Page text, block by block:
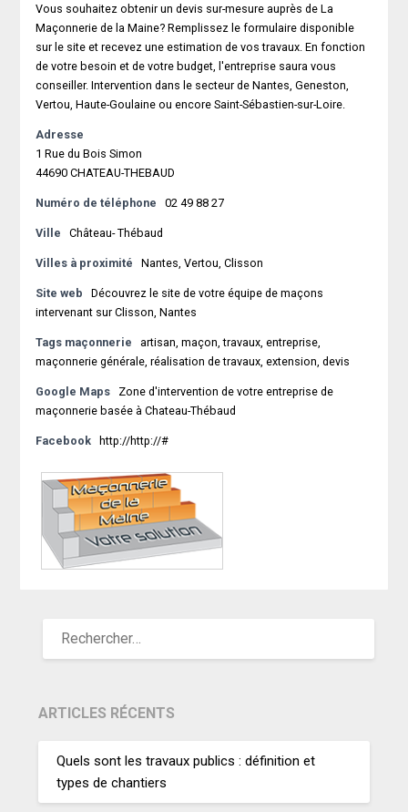
Vous souhaitez obtenir un devis sur-mesure auprès de La
Maçonnerie de la Maine? Remplissez le formulaire disponible
sur le site et recevez une estimation de vos travaux. En fonction
de votre besoin et de votre budget, l'entreprise saura vous
conseiller. Intervention dans le secteur de Nantes, Geneston,
Vertou, Haute-Goulaine ou encore Saint-Sébastien-sur-Loire.
Adresse
1 Rue du Bois Simon
44690 CHATEAU-THEBAUD
Numéro de téléphone 02 49 88 27
Ville Château- Thébaud
Villes à proximité Nantes, Vertou, Clisson
Site web
Découvrez le site de votre équipe de maçons
intervenant sur Clisson, Nantes
Tags maçonnerie
artisan, maçon, travaux, entreprise,
maçonnerie générale, réalisation de travaux, extension, devis
Google Maps
Zone d'intervention de votre entreprise de
maçonnerie basée à Chateau-Thébaud
Facebook http://http://#
ARTICLES RÉCENTS
Quels sont les travaux publics : définition et
types de chantiers